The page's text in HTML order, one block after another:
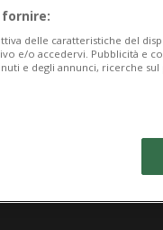
delle caratteristiche del
e/o accedervi. Pubblicità e
e degli annunci, ricerche